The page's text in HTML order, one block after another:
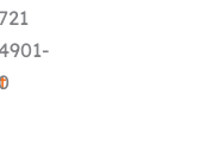
721